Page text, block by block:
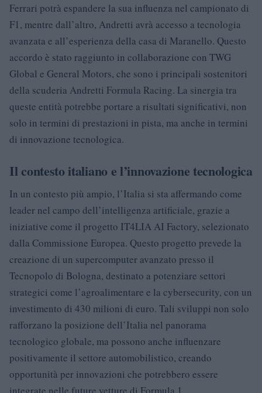
Ferrari potrà espandere la sua influenza nel campionato di
F1, mentre dall’altro, Andretti avrà accesso a tecnologia
avanzata e all’esperienza della casa di Maranello. Questo
accordo è stato raggiunto in collaborazione con TWG
Global e General Motors, che sono i principali sostenitori
della scuderia Andretti Formula Racing. La sinergia tra
queste entità potrebbe portare a risultati significativi, non
solo in termini di prestazioni in pista, ma anche in termini
di innovazione tecnologica.
Il contesto italiano e l’innovazione tecnologica
In un contesto più ampio, l’Italia si sta affermando come
leader nel campo dell’intelligenza artificiale, grazie a
iniziative come il progetto IT4LIA AI Factory, selezionato
dalla Commissione Europea. Questo progetto prevede la
creazione di un supercomputer avanzato presso il
Tecnopolo di Bologna, destinato a potenziare settori
strategici come l’agroalimentare e la cybersecurity, con un
investimento di 430 milioni di euro. Tali sviluppi non solo
rafforzano la posizione dell’Italia nel panorama
tecnologico globale, ma possono anche influenzare
positivamente il settore automobilistico, creando
opportunità per innovazioni che potrebbero essere
integrate nelle future vetture di Formula 1.